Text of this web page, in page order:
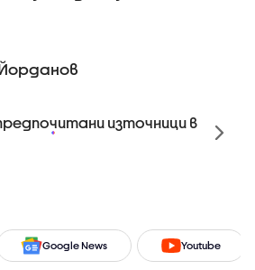
източници в
Google News Youtube